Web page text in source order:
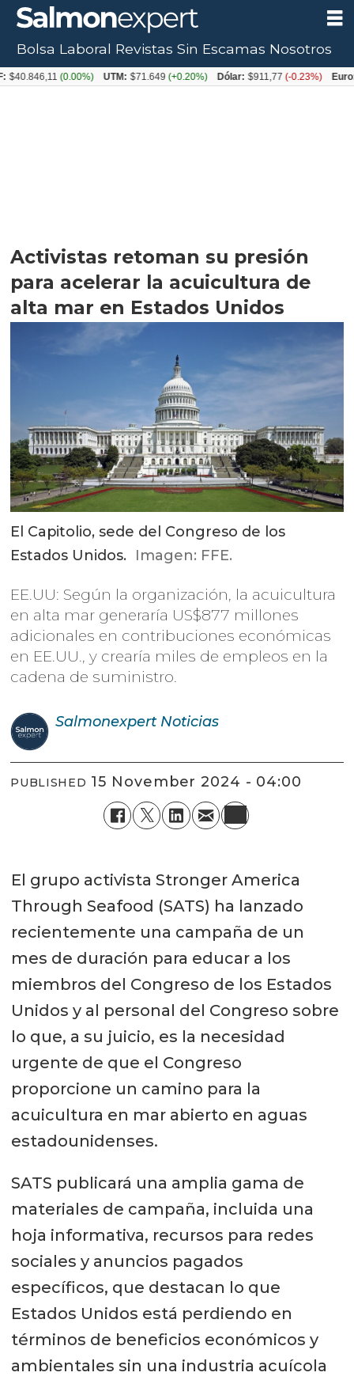
Activistas retoman su presión
para acelerar la acuicultura de
alta mar en Estados Unidos
El Capitolio, sede del Congreso de los
Estados Unidos. Imagen: FFE.
EE.UU: Según la organización, la acuicultura
en alta mar generaría US$877 millones
adicionales en contribuciones económicas
en EE.UU., y crearía miles de empleos en la
cadena de suministro.
Salmonexpert Noticias
PUBLISHED 15 November 2024 - 04:00
El grupo activista Stronger America
Through Seafood (SATS) ha lanzado
recientemente una campaña de un
mes de duración para educar a los
miembros del Congreso de los Estados
Unidos y al personal del Congreso sobre
lo que, a su juicio, es la necesidad
urgente de que el Congreso
proporcione un camino para la
acuicultura en mar abierto en aguas
estadounidenses.
SATS publicará una amplia gama de
materiales de campaña, incluida una
hoja informativa, recursos para redes
sociales y anuncios pagados
específicos, que destacan lo que
Estados Unidos está perdiendo en
términos de beneficios económicos y
ambientales sin una industria acuícola
Bolsa Laboral Revistas Sin Escamas Nosotros
(0.00%) UTM: $71.649 (+0.20%) Dólar: $911,77(-0.23%) Euro: